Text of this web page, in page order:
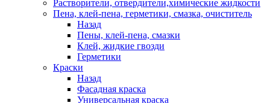
Растворители, отвердители,химические жидкости
Пена, клей-пена, герметики, смазка, очиститель
Назад
Пены, клей-пена, смазки
Клей, жидкие гвозди
Герметики
Краски
Назад
Фасадная краска
Универсальная краска